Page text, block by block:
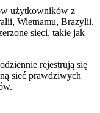
użytkowników z
Wietnamu, Brazylii,
sieci, takie jak
rejestrują się
sieć prawdziwych